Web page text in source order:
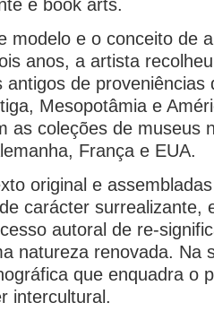
e book arts.
modelo e o conceito de
anos, a artista
antigos de proveniências
Mesopotâmia e
as coleções de museus
França e EUA.
original e
carácter surrealizante,
autoral de re-
natureza renovada. Na
que enquadra o
intercultural.